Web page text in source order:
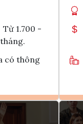
Từ 1.700 -
có thông